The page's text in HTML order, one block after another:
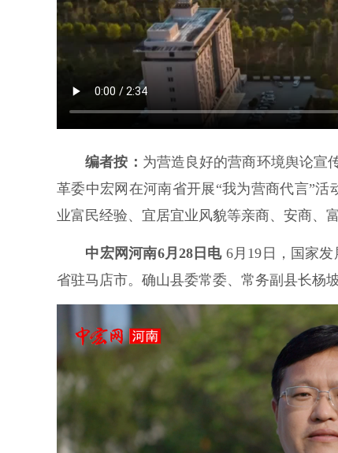
编者按： 为营造良好的营商环境舆论宣
革委中宏网在河南省开展“我为营商代言”
业富民经验、宜居宜业风貌等亲商、安商、
中宏网河南6月28日电6月19日，国家发
省驻马店市。确山县委常委、常务副县长杨